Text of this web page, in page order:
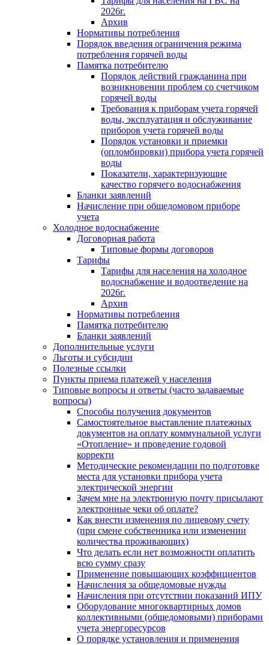
2026г.
Архив
Нормативы потребления
Порядок введения ограничения режима
потребления горячей воды
Памятка потребителю
Порядок действий гражданина при
возникновении проблем со счетчиком
горячей воды
Требования к приборам учета горячей
воды, эксплуатация и обслуживание
приборов учета горячей воды
Порядок установки и приемки
(опломбировки) прибора учета горячей
воды
Показатели, характеризующие
качество горячего водоснабжения
Бланки заявлений
Начисление при общедомовом приборе
учета
Холодное водоснабжение
Договорная работа
Типовые формы договоров
Тарифы
Тарифы для населения на холодное
водоснабжение и водоотведение на
2026г.
Архив
Нормативы потребления
Памятка потребителю
Бланки заявлений
Дополнительные услуги
Льготы и субсидии
Полезные ссылки
Пункты приема платежей у населения
Типовые вопросы и ответы (часто задаваемые
вопросы)
Способы получения документов
Самостоятельное выставление платежных
документов на оплату коммунальной услуги
«Отопление» и проведение годовой
корректи
Методические рекомендации по подготовке
места для установки прибора учета
электрической энергии
Зачем мне на электронную почту присылают
электронные чеки об оплате?
Как внести изменения по лицевому счету
(при смене собственника или изменении
количества проживающих)
Что делать если нет возможности оплатить
всю сумму сразу
Применение повышающих коэффициентов
Начисления за общедомовые нужды
Начисления при отсутствии показаний ИПУ
Оборудование многоквартирных домов
коллективными (общедомовыми) приборами
учета энергоресурсов
О порядке установления и применения